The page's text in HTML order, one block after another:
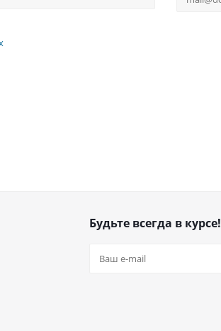
Будьте всегда в курсе!